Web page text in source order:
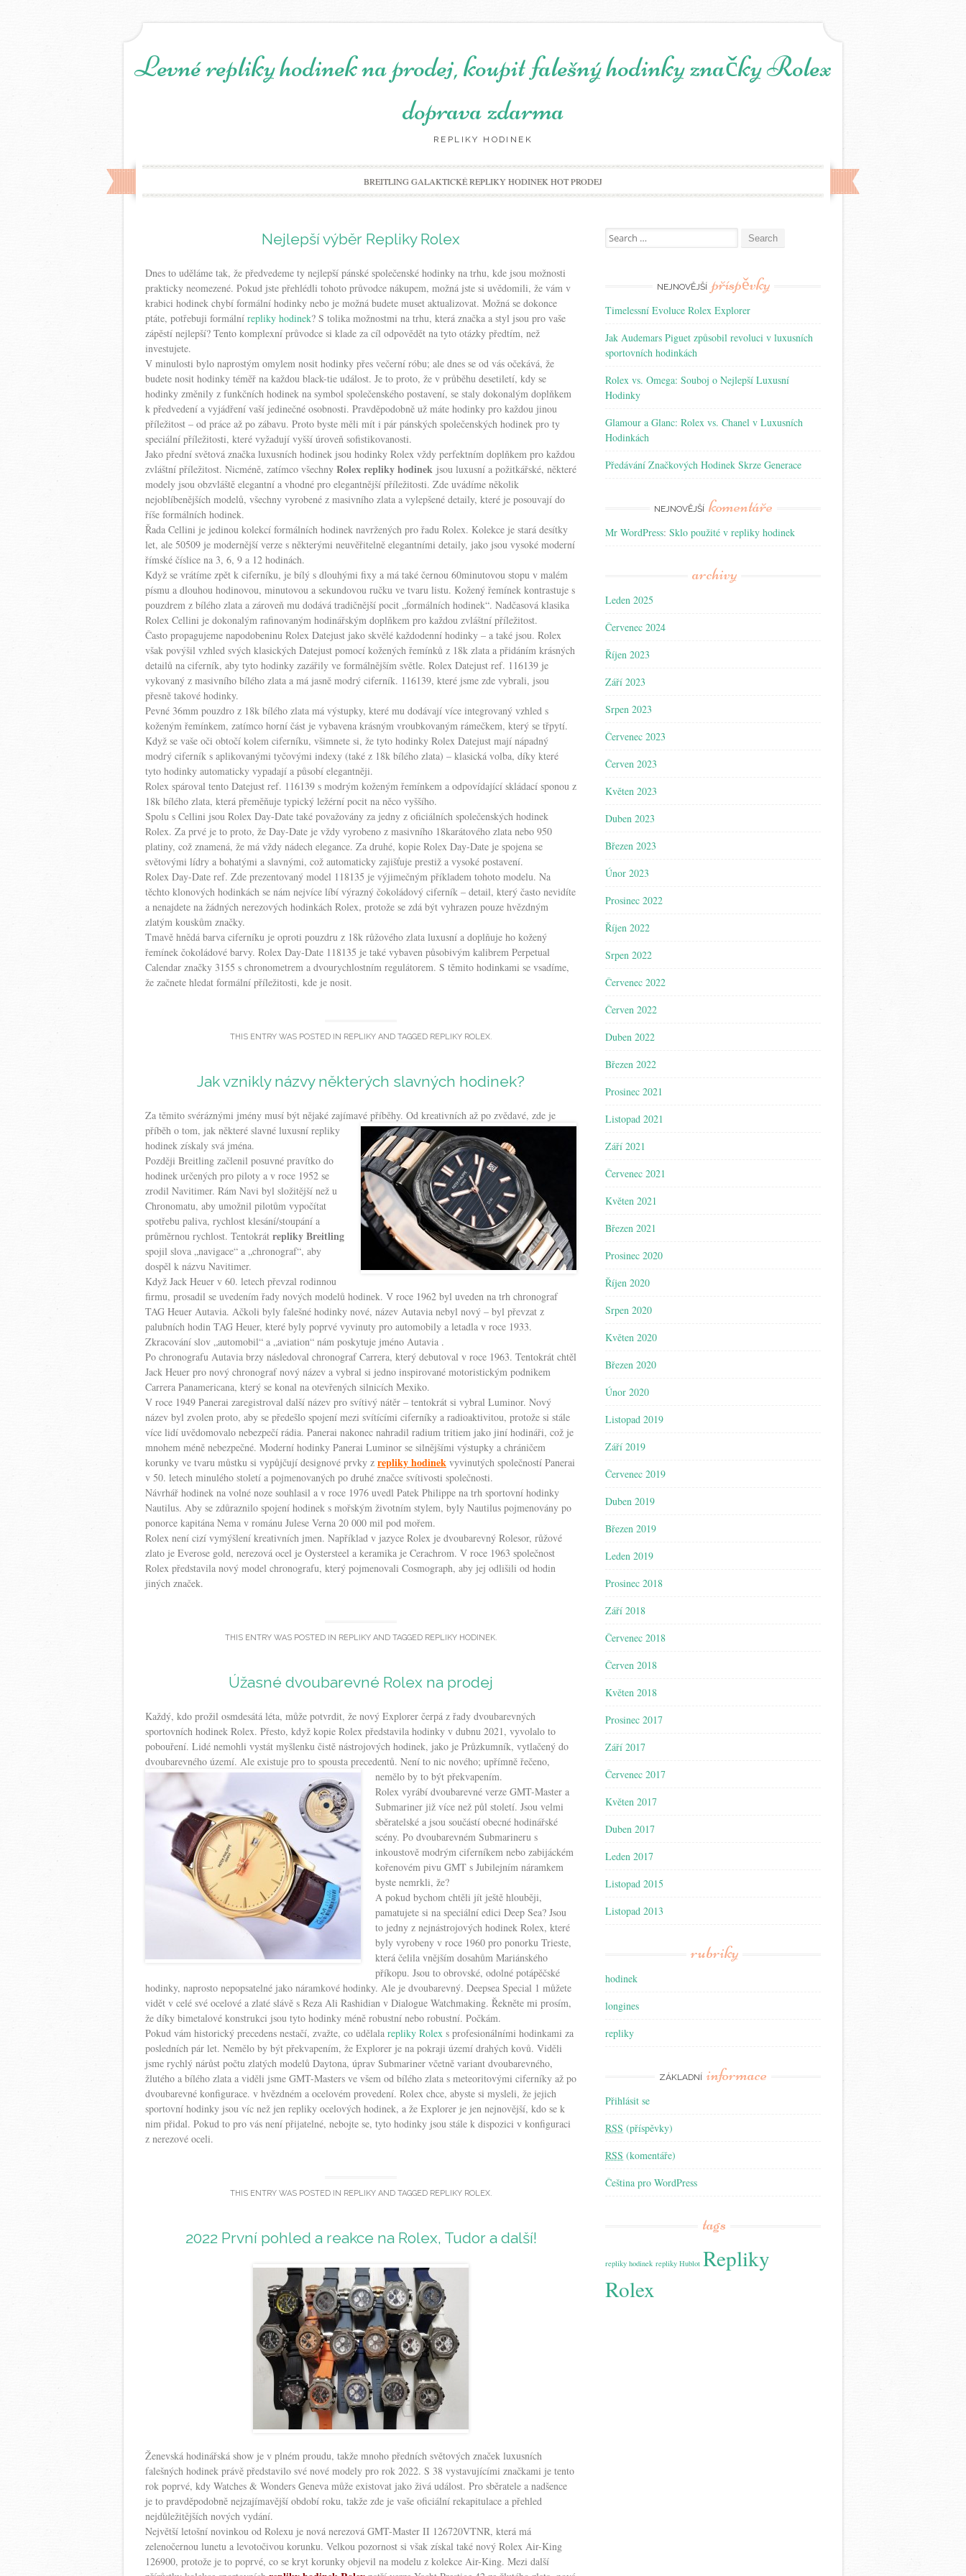
Levné repliky hodinek na prodej, koupit falešný hodinky značky Rolex
doprava zdarma
REPLIKY HODINEK
BREITLING GALAKTICKÉ REPLIKY HODINEK HOT PRODEJ
Nejlepší výběr Repliky Rolex
Dnes to uděláme tak, že předvedeme ty nejlepší pánské společenské hodinky na trhu, kde jsou možnosti
prakticky neomezené. Pokud jste přehlédli tohoto průvodce nákupem, možná jste si uvědomili, že vám v
krabici hodinek chybí formální hodinky nebo je možná budete muset aktualizovat. Možná se dokonce
ptáte, potřebuji formální repliky hodinek? S tolika možnostmi na trhu, která značka a styl jsou pro vaše
zápěstí nejlepší? Tento komplexní průvodce si klade za cíl odpovědět na tyto otázky předtím, než
investujete.
V minulosti bylo naprostým omylem nosit hodinky přes večerní róbu; ale dnes se od vás očekává, že
budete nosit hodinky téměř na každou black-tie událost. Je to proto, že v průběhu desetiletí, kdy se
hodinky změnily z funkčních hodinek na symbol společenského postavení, se staly dokonalým doplňkem
k předvedení a vyjádření vaší jedinečné osobnosti. Pravděpodobně už máte hodinky pro každou jinou
příležitost – od práce až po zábavu. Proto byste měli mít i pár pánských společenských hodinek pro ty
speciální příležitosti, které vyžadují vyšší úroveň sofistikovanosti.
Jako přední světová značka luxusních hodinek jsou hodinky Rolex vždy perfektním doplňkem pro každou
zvláštní příležitost. Nicméně, zatímco všechny Rolex repliky hodinek jsou luxusní a požitkářské, některé
modely jsou obzvláště elegantní a vhodné pro elegantnější příležitosti. Zde uvádíme několik
nejoblíbenějších modelů, všechny vyrobené z masivního zlata a vylepšené detaily, které je posouvají do
říše formálních hodinek.
Řada Cellini je jedinou kolekcí formálních hodinek navržených pro řadu Rolex. Kolekce je stará desítky
let, ale 50509 je modernější verze s některými neuvěřitelně elegantními detaily, jako jsou vysoké moderní
římské číslice na 3, 6, 9 a 12 hodinách.
Když se vrátíme zpět k ciferníku, je bílý s dlouhými fixy a má také černou 60minutovou stopu v malém
písmu a dlouhou hodinovou, minutovou a sekundovou ručku ve tvaru listu. Kožený řemínek kontrastuje s
pouzdrem z bílého zlata a zároveň mu dodává tradičnější pocit „formálních hodinek“. Nadčasová klasika
Rolex Cellini je dokonalým rafinovaným hodinářským doplňkem pro každou zvláštní příležitost.
Často propagujeme napodobeninu Rolex Datejust jako skvělé každodenní hodinky – a také jsou. Rolex
však povýšil vzhled svých klasických Datejust pomocí kožených řemínků z 18k zlata a přidáním krásných
detailů na ciferník, aby tyto hodinky zazářily ve formálnějším světle. Rolex Datejust ref. 116139 je
vykovaný z masivního bílého zlata a má jasně modrý ciferník. 116139, které jsme zde vybrali, jsou
přesně takové hodinky.
Pevné 36mm pouzdro z 18k bílého zlata má výstupky, které mu dodávají více integrovaný vzhled s
koženým řemínkem, zatímco horní část je vybavena krásným vroubkovaným rámečkem, který se třpytí.
Když se vaše oči obtočí kolem ciferníku, všimnete si, že tyto hodinky Rolex Datejust mají nápadný
modrý ciferník s aplikovanými tyčovými indexy (také z 18k bílého zlata) – klasická volba, díky které
tyto hodinky automaticky vypadají a působí elegantněji.
Rolex spároval tento Datejust ref. 116139 s modrým koženým řemínkem a odpovídající skládací sponou z
18k bílého zlata, která přeměňuje typický ležérní pocit na něco vyššího.
Spolu s Cellini jsou Rolex Day-Date také považovány za jedny z oficiálních společenských hodinek
Rolex. Za prvé je to proto, že Day-Date je vždy vyrobeno z masivního 18karátového zlata nebo 950
platiny, což znamená, že má vždy nádech elegance. Za druhé, kopie Rolex Day-Date je spojena se
světovými lídry a bohatými a slavnými, což automaticky zajišťuje prestiž a vysoké postavení.
Rolex Day-Date ref. Zde prezentovaný model 118135 je výjimečným příkladem tohoto modelu. Na
těchto klonových hodinkách se nám nejvíce líbí výrazný čokoládový ciferník – detail, který často nevidíte
a nenajdete na žádných nerezových hodinkách Rolex, protože se zdá být vyhrazen pouze hvězdným
zlatým kouskům značky.
Tmavě hnědá barva ciferníku je oproti pouzdru z 18k růžového zlata luxusní a doplňuje ho kožený
řemínek čokoládové barvy. Rolex Day-Date 118135 je také vybaven působivým kalibrem Perpetual
Calendar značky 3155 s chronometrem a dvourychlostním regulátorem. S těmito hodinkami se vsadíme,
že začnete hledat formální příležitosti, kde je nosit.
THIS ENTRY WAS POSTED IN REPLIKYAND TAGGED REPLIKY ROLEX.
Jak vznikly názvy některých slavných hodinek?
Za těmito svéráznými jmény musí být nějaké zajímavé příběhy. Od kreativních až po zvědavé, zde je
příběh o tom, jak některé slavné luxusní repliky
hodinek získaly svá jména.
Později Breitling začlenil posuvné pravítko do
hodinek určených pro piloty a v roce 1952 se
zrodil Navitimer. Rám Navi byl složitější než u
Chronomatu, aby umožnil pilotům vypočítat
spotřebu paliva, rychlost klesání/stoupání a
průměrnou rychlost. Tentokrát repliky Breitling
spojil slova „navigace“ a „chronograf“, aby
dospěl k názvu Navitimer.
Když Jack Heuer v 60. letech převzal rodinnou
firmu, prosadil se uvedením řady nových modelů hodinek. V roce 1962 byl uveden na trh chronograf
TAG Heuer Autavia. Ačkoli byly falešné hodinky nové, název Autavia nebyl nový – byl převzat z
palubních hodin TAG Heuer, které byly poprvé vyvinuty pro automobily a letadla v roce 1933.
Zkracování slov „automobil“ a „aviation“ nám poskytuje jméno Autavia .
Po chronografu Autavia brzy následoval chronograf Carrera, který debutoval v roce 1963. Tentokrát chtěl
Jack Heuer pro nový chronograf nový název a vybral si jedno inspirované motoristickým podnikem
Carrera Panamericana, který se konal na otevřených silnicích Mexiko.
V roce 1949 Panerai zaregistroval další název pro svítivý nátěr – tentokrát si vybral Luminor. Nový
název byl zvolen proto, aby se předešlo spojení mezi svítícími ciferníky a radioaktivitou, protože si stále
více lidí uvědomovalo nebezpečí rádia. Panerai nakonec nahradil radium tritiem jako jiní hodináři, což je
mnohem méně nebezpečné. Moderní hodinky Panerai Luminor se silnějšími výstupky a chráničem
korunky ve tvaru můstku si vypůjčují designové prvky z repliky hodinek vyvinutých společností Panerai
v 50. letech minulého století a pojmenovaných po druhé značce svítivosti společnosti.
Návrhář hodinek na volné noze souhlasil a v roce 1976 uvedl Patek Philippe na trh sportovní hodinky
Nautilus. Aby se zdůraznilo spojení hodinek s mořským životním stylem, byly Nautilus pojmenovány po
ponorce kapitána Nema v románu Julese Verna 20 000 mil pod mořem.
Rolex není cizí vymýšlení kreativních jmen. Například v jazyce Rolex je dvoubarevný Rolesor, růžové
zlato je Everose gold, nerezová ocel je Oystersteel a keramika je Cerachrom. V roce 1963 společnost
Rolex představila nový model chronografu, který pojmenovali Cosmograph, aby jej odlišili od hodin
jiných značek.
THIS ENTRY WAS POSTED IN REPLIKYAND TAGGED REPLIKY HODINEK.
Úžasné dvoubarevné Rolex na prodej
Každý, kdo prožil osmdesátá léta, může potvrdit, že nový Explorer čerpá z řady dvoubarevných
sportovních hodinek Rolex. Přesto, když kopie Rolex představila hodinky v dubnu 2021, vyvolalo to
pobouření. Lidé nemohli vystát myšlenku čistě nástrojových hodinek, jako je Průzkumník, vytlačený do
dvoubarevného území. Ale existuje pro to spousta precedentů. Není to nic nového; upřímně řečeno,
nemělo by to být překvapením.
Rolex vyrábí dvoubarevné verze GMT-Master a
Submariner již více než půl století. Jsou velmi
sběratelské a jsou součástí obecné hodinářské
scény. Po dvoubarevném Submarineru s
inkoustově modrým ciferníkem nebo zabijáckém
kořenovém pivu GMT s Jubilejním náramkem
byste nemrkli, že?
A pokud bychom chtěli jít ještě hlouběji,
pamatujete si na speciální edici Deep Sea? Jsou
to jedny z nejnástrojových hodinek Rolex, které
byly vyrobeny v roce 1960 pro ponorku Trieste,
která čelila vnějším dosahům Mariánského
příkopu. Jsou to obrovské, odolné potápěčské
hodinky, naprosto nepopsatelné jako náramkové hodinky. Ale je dvoubarevný. Deepsea Special 1 můžete
vidět v celé své ocelové a zlaté slávě s Reza Ali Rashidian v Dialogue Watchmaking. Řekněte mi prosím,
že díky bimetalové konstrukci jsou tyto hodinky méně robustní nebo robustní. Počkám.
Pokud vám historický precedens nestačí, zvažte, co udělala repliky Rolex s profesionálními hodinkami za
posledních pár let. Nemělo by být překvapením, že Explorer je na pokraji území drahých kovů. Viděli
jsme rychlý nárůst počtu zlatých modelů Daytona, úprav Submariner včetně variant dvoubarevného, ​​
žlutého a bílého zlata a viděli jsme GMT-Masters ve všem od bílého zlata s meteoritovými ciferníky až po
dvoubarevné konfigurace. v hvězdném a ocelovém provedení. Rolex chce, abyste si mysleli, že jejich
sportovní hodinky jsou víc než jen repliky ocelových hodinek, a že Explorer je jen nejnovější, kdo se k
nim přidal. Pokud to pro vás není přijatelné, nebojte se, tyto hodinky jsou stále k dispozici v konfiguraci
z nerezové oceli.
THIS ENTRY WAS POSTED IN REPLIKYAND TAGGED REPLIKY ROLEX.
2022 První pohled a reakce na Rolex, Tudor a další!
Ženevská hodinářská show je v plném proudu, takže mnoho předních světových značek luxusních
falešných hodinek právě představilo své nové modely pro rok 2022. S 38 vystavujícími značkami je tento
rok poprvé, kdy Watches & Wonders Geneva může existovat jako živá událost. Pro sběratele a nadšence
je to pravděpodobně nejzajímavější období roku, takže zde je vaše oficiální rekapitulace a přehled
nejdůležitějších nových vydání.
Největší letošní novinkou od Rolexu je nová nerezová GMT-Master II 126720VTNR, která má
zelenočernou lunetu a levotočivou korunku. Velkou pozornost si však získal také nový Rolex Air-King
126900, protože je to poprvé, co se kryt korunky objevil na modelu z kolekce Air-King. Mezi další
Search for:
NEJNOVĚJŠÍ příspěvky
Timelessní Evoluce Rolex Explorer
Jak Audemars Piguet způsobil revoluci v luxusních
sportovních hodinkách
Rolex vs. Omega: Souboj o Nejlepší Luxusní
Hodinky
Glamour a Glanc: Rolex vs. Chanel v Luxusních
Hodinkách
Předávání Značkových Hodinek Skrze Generace
NEJNOVĚJŠÍ komentáře
Mr WordPress: Sklo použité v repliky hodinek
archivy
Leden 2025
Červenec 2024
Říjen 2023
Září 2023
Srpen 2023
Červenec 2023
Červen 2023
Květen 2023
Duben 2023
Březen 2023
Únor 2023
Prosinec 2022
Říjen 2022
Srpen 2022
Červenec 2022
Červen 2022
Duben 2022
Březen 2022
Prosinec 2021
Listopad 2021
Září 2021
Červenec 2021
Květen 2021
Březen 2021
Prosinec 2020
Říjen 2020
Srpen 2020
Květen 2020
Březen 2020
Únor 2020
Listopad 2019
Září 2019
Červenec 2019
Duben 2019
Březen 2019
Leden 2019
Prosinec 2018
Září 2018
Červenec 2018
Červen 2018
Květen 2018
Prosinec 2017
Září 2017
Červenec 2017
Květen 2017
Duben 2017
Leden 2017
Listopad 2015
Listopad 2013
rubriky
hodinek
longines
repliky
ZÁKLADNÍ informace
Přihlásit se
RSS (příspěvky)
RSS (komentáře)
Čeština pro WordPress
tags
repliky hodinek repliky Hublot Repliky
Rolex